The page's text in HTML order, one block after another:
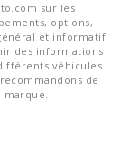
sur les
options,
et informatif
des informations
véhicules
de
marque.